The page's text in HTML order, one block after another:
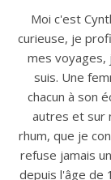
Moi c'est
curieuse, je
mes voyages,
suis. Une
chacun à son
autres et sur
rhum, que je
refuse jamais
depuis l'âge de